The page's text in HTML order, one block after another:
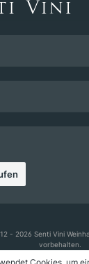
- 2026 Senti Vini
vorbehalten.